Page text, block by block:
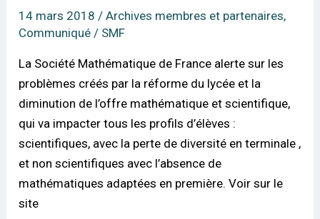
14 mars 2018/Archives membres et partenaires,
Communiqué / SMF
La Société Mathématique de France alerte sur les
problèmes créés par la réforme du lycée et la
diminution de l’offre mathématique et scientifique,
qui va impacter tous les profils d’élèves :
scientifiques, avec la perte de diversité en terminale ,
et non scientifiques avec l’absence de
mathématiques adaptées en première. Voir sur le
site
suite
au
Baccalauréat
2021
présenté
par
J.-
M.
Blanquer